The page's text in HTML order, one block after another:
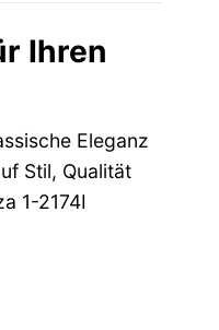
Ihren
Eleganz
Stil, Qualität
1-2174I